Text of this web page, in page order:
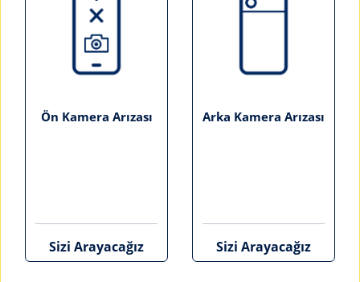
Ön Kamera Arızası
Sizi Arayacağız
Arka Kamera Arızası
Sizi Arayacağız